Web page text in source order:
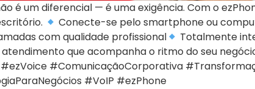
é um diferencial — é uma exigência. Com o
Conecte-se pelo smartphone ou
com qualidade profissional
Totalmente
que acompanha o ritmo do seu
#ComunicaçãoCorporativa
#VoIP #ezPhone